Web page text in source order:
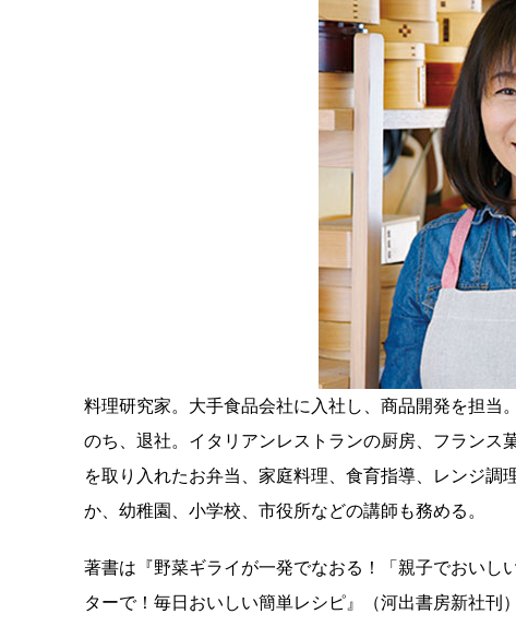
料理研究家。大手食品会社に入社し、商品開発を担当
のち、退社。イタリアンレストランの厨房、フランス
を取り入れたお弁当、家庭料理、食育指導、レンジ
か、幼稚園、小学校、市役所などの講師も務める。
著書は『野菜ギライが一発でなおる！「親子でおい
ターで！毎日おいしい簡単レシピ』（河出書房新社刊）